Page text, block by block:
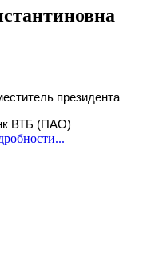
президента
ВТБ (ПАО)